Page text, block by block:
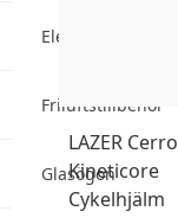
Elektronik
Friluftstillbehör
Glasögon
LAZER Cerro
Kineticore
Cykelhjälm